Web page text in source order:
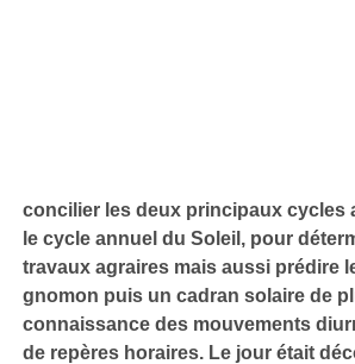
concilier les deux principaux cycles
le cycle annuel du Soleil, pour
travaux agraires mais aussi prédire
gnomon puis un cadran solaire de
connaissance des mouvements
de repères horaires. Le jour était